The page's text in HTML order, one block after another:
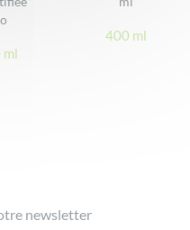
AVIS
ml
400 ml
newsletter